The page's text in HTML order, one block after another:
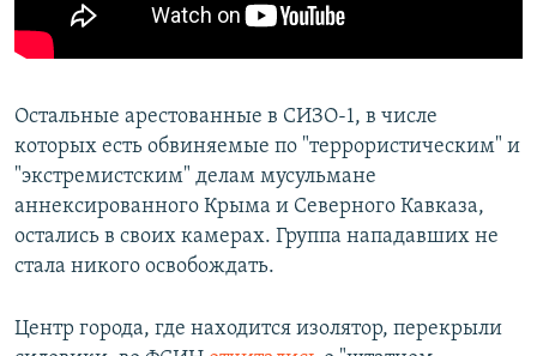
Остальные арестованные в СИЗО-1, в числе
которых есть обвиняемые по "террористическим" и
"экстремистским" делам мусульмане
аннексированного Крыма и Северного Кавказа,
остались в своих камерах. Группа нападавших не
стала никого освобождать.
Центр города, где находится изолятор, перекрыли